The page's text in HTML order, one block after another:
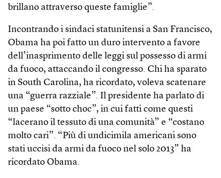
brillano attraverso queste famiglie”.
Incontrando i sindaci statunitensi a San Francisco,
Obama ha poi fatto un duro intervento a favore
dell’inasprimento delle leggi sul possesso di armi
da fuoco, attaccando il congresso. Chi ha sparato
in South Carolina, ha ricordato, voleva scatenare
una “guerra razziale”. Il presidente ha parlato di
un paese “sotto choc”, in cui fatti come questi
“lacerano il tessuto di una comunità” e “costano
molto cari”. “Più di undicimila americani sono
stati uccisi da armi da fuoco nel solo 2013” ha
ricordato Obama.